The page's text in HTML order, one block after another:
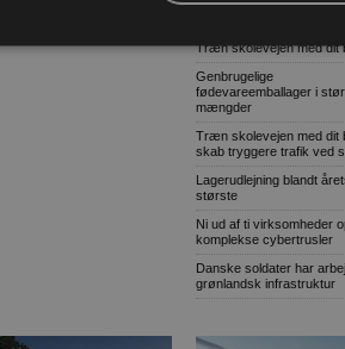
Grønne gaver i
Træn skolevejen med dit
Genbrugelige
fødevareemballager i
mængder
Træn skolevejen med dit
skab tryggere trafik ved
Lagerudlejning blandt
største
Ni ud af ti virksomheder
komplekse cybertrusler
Danske soldater har
grønlandsk infrastruktur